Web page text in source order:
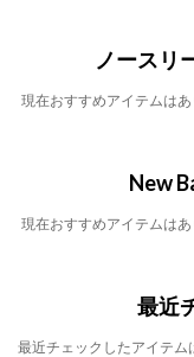
ノースリ
現在おすすめアイテムはあ
New
現在おすすめアイテムはあ
最近
最近チェックしたアイテム